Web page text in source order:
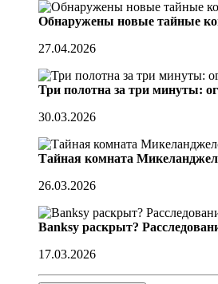
Обнаружены новые тайные
27.04.2026
Три полотна за три минуты:
30.03.2026
Тайная комната
26.03.2026
Banksy раскрыт?
17.03.2026